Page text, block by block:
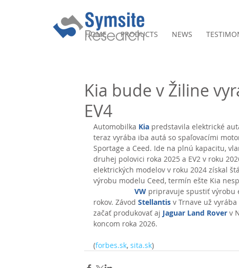
HOME
PRODUCTS NEWS
Kia bude v Žiline
EV4
Automobilka Kia predstavila elektrické
teraz vyrába iba autá so spaľovacími
Sportage a Ceed. Ide na plnú kapacitu,
druhej polovici roka 2025 a EV2 v roku
elektrických modelov v roku 2024 získal
výrobu modelu Ceed, termín ešte Kia
VW pripravuje spustiť výrobu
rokov. Závod Stellantis v Trnave už
začať produkovať aj Jaguar Land Rover v
koncom roka 2026.
(forbes.sk, sita.sk)